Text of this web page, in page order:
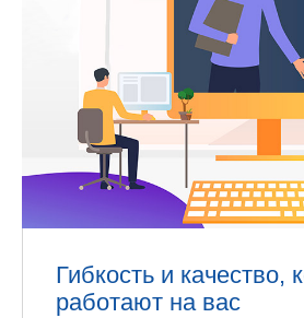
Гибкость и качество,
работают на вас